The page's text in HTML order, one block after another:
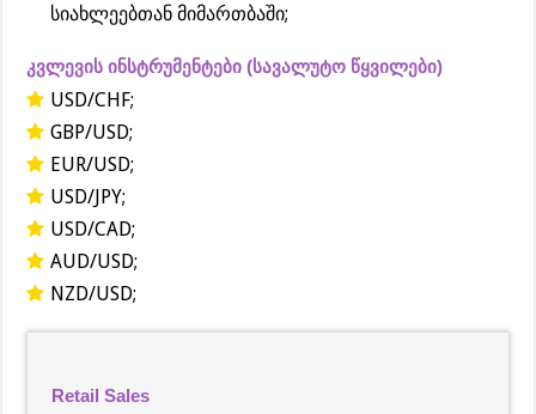
სიახლეებთან მიმართბაში;
კვლევის ინსტრუმენტები (სავალუტო წყვილები)
USD/CHF;
GBP/USD;
EUR/USD;
USD/JPY;
USD/CAD;
AUD/USD;
NZD/USD;
Retail Sales